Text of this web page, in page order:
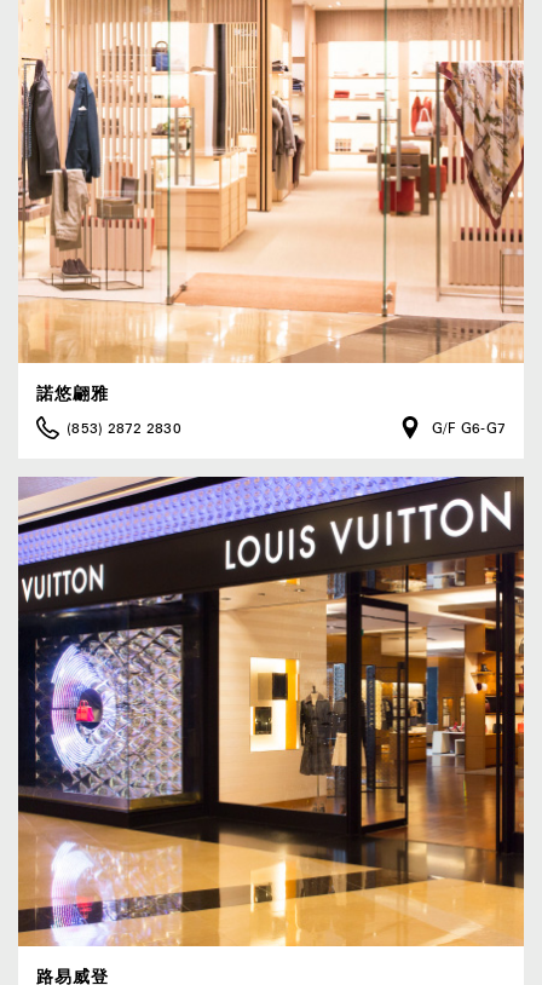
諾悠翩雅
(853) 2872 2830 G/F G6-G7
路易威登